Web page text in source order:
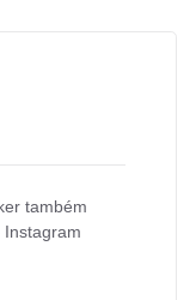
também